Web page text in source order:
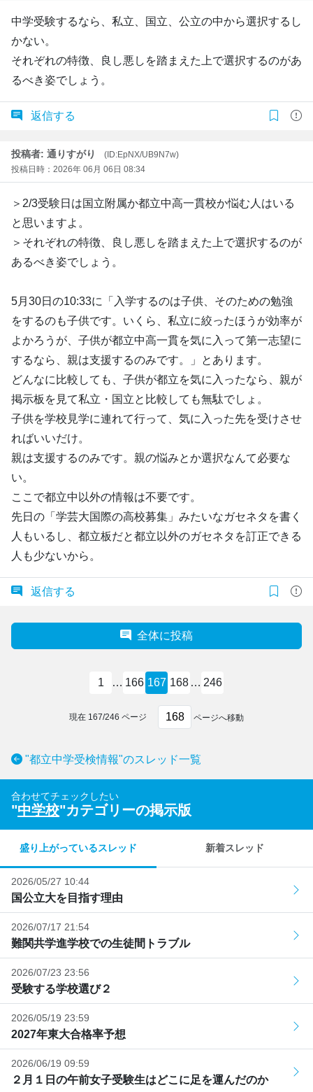
中学受験するなら、私立、国立、公立の中から選択するし
かない。
それぞれの特徴、良し悪しを踏まえた上で選択するのがあ
るべき姿でしょう。
返信する
投稿者: 通りすがり
(ID:EpNX/UB9N7w)
投稿日時：2026年 06月 06日 08:34
＞2/3受験日は国立附属か都立中高一貫校か悩む人はいる
と思いますよ。
＞それぞれの特徴、良し悪しを踏まえた上で選択するのが
あるべき姿でしょう。
5月30日の10:33に「入学するのは子供、そのための勉強
をするのも子供です。いくら、私立に絞ったほうが効率が
よかろうが、子供が都立中高一貫を気に入って第一志望に
するなら、親は支援するのみです。」とあります。
どんなに比較しても、子供が都立を気に入ったなら、親が
掲示板を見て私立・国立と比較しても無駄でしょ。
子供を学校見学に連れて行って、気に入った先を受けさせ
ればいいだけ。
親は支援するのみです。親の悩みとか選択なんて必要な
い。
ここで都立中以外の情報は不要です。
先日の「学芸大国際の高校募集」みたいなガセネタを書く
人もいるし、都立板だと都立以外のガセネタを訂正できる
人も少ないから。
返信する
全体に投稿
1 … 166 167 168 … 246
現在 167/246 ページ ページへ移動
"都立中学受検情報"のスレッド一覧
合わせてチェックしたい
"中学校"カテゴリーの掲示版
盛り上がっているスレッド 新着スレッド
2026/05/27 10:44
国公立大を目指す理由
2026/07/17 21:54
難関共学進学校での生徒間トラブル
2026/07/23 23:56
受験する学校選び２
2026/05/19 23:59
2027年東大合格率予想
2026/06/19 09:59
２月１日の午前女子受験生はどこに足を運んだのか